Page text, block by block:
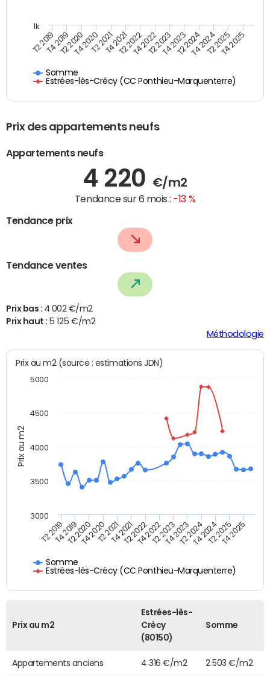
Somme
Estrées-lès-Crécy (CC Ponthieu-Marquenterre)
T2 2019T4 2019T2 2020T4 2020T2 2021T4 2021T2 2022T4 2022T2 2023T4 2023T2 2024T4 2024T2 2025T4 2025
1k
Prix des appartements neufs
Appartements neufs
4 220 €/m2
Tendance sur 6 mois : -13 %
Tendance prix
Tendance ventes
Prix bas : 4 002 €/m2
Prix haut : 5 125 €/m2
Méthodologie
Prix au m2
Prix au m2 (source : estimations JDN)
Somme
Estrées-lès-Crécy (CC Ponthieu-Marquenterre)
T2 2019T4 2019T2 2020T4 2020T2 2021T4 2021T2 2022T4 2022T2 2023T4 2023T2 2024T4 2024T2 2025T4 2025
3000
3500
4000
4500
5000
Prix au m2
Estrées-lès-
Crécy
(80150)
Somme
Appartements anciens 4 316 €/m2 2 503 €/m2